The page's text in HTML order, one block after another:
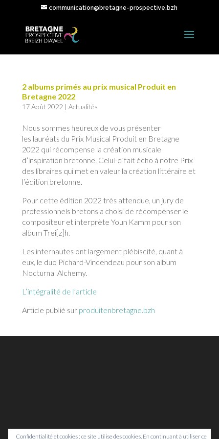
communication@bretagne-prospective.bzh
2 albums primés au prix musical Produit en
Bretagne 2022
17 Août 2022 | Actualités
Nous sommes heureux de vous présenter
les lauréats du Prix Musical Produit en Bretagne
2022 qui récompense la création musicale
d’inspiration bretonne. Celui-ci fait écho à notre Prix
des libraires qui met en valeur la création littéraire et
l’édition bretonne.
Pour cette édition 2022 très attendue, un jury de
professionnels bretons a choisi de récompenser le
compositeur et interprète Youn Kamm pour son
album Trei[z]h.
Les internautes ont largement plébiscité, quant à
eux, le duo Pichard-Vincendeau pour son album
Nocturnal Alchemy.
L’intégralité de l’article
Article publié sur produitenbretagne.bzh
Confidentialité et cookies : ce site utilise des cookies. En continuant à utiliser ce